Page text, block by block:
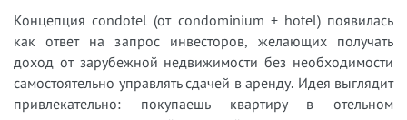
Концепция condotel (от condominium + hotel) появилась
как ответ на запрос инвесторов, желающих получать
доход от зарубежной недвижимости без необходимости
самостоятельно управлять сдачей в аренду. Идея выглядит
привлекательно: покупаешь квартиру в отельном